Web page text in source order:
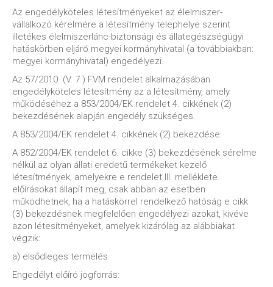
Az engedélyköteles létesítményeket az élelmiszer-
vállalkozó kérelmére a létesítmény telephelye szerint
illetékes élelmiszerlánc-biztonsági és állategészségügyi
hatáskörben eljáró megyei kormányhivatal (a továbbiakban:
megyei kormányhivatal) engedélyezi.
Az 57/2010. (V. 7.) FVM rendelet alkalmazásában
engedélyköteles létesítmény az a létesítmény, amely
működéséhez a 853/2004/EK rendelet 4. cikkének (2)
bekezdésének alapján engedély szükséges.
A 853/2004/EK rendelet 4. cikkének (2) bekezdése:
A 852/2004/EK rendelet 6. cikke (3) bekezdésének sérelme
nélkül az olyan állati eredetű termékeket kezelő
létesítmények, amelyekre e rendelet III. melléklete
előírásokat állapít meg, csak abban az esetben
működhetnek, ha a hatáskörrel rendelkező hatóság e cikk
(3) bekezdésnek megfelelően engedélyezi azokat, kivéve
azon létesítményeket, amelyek kizárólag az alábbiakat
végzik:
a) elsődleges termelés
Engedélyt előíró jogforrás: